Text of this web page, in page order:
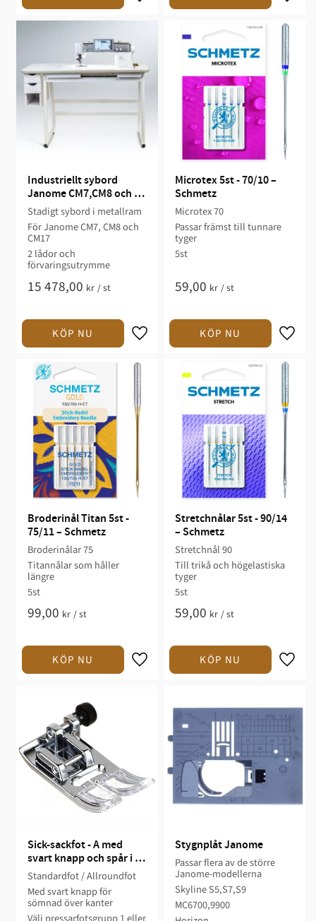
Industriellt sybord
Janome CM7,CM8 och
CM17
Stadigt sybord i metallram
För Janome CM7, CM8 och
CM17
2 lådor och
förvaringsutrymme
15 478,00 kr /st
Microtex 5st - 70/10 –
Schmetz
Microtex 70
Passar främst till tunnare
tyger
5st
59,00 kr /st
Broderinål Titan 5st -
75/11 – Schmetz
Broderinålar 75
Titannålar som håller
längre
5st
99,00 kr /st
Stretchnålar 5st - 90/14
– Schmetz
Stretchnål 90
Till trikå och högelastiska
tyger
5st
59,00 kr /st
Sick-sackfot - A med
svart knapp och spår i
mitten Janome
Standardfot / Allroundfot
Med svart knapp för
sömnad över kanter
Stygnplåt Janome
Passar flera av de större
Janome-modellerna
Skyline S5,S7,S9
MC6700,9900